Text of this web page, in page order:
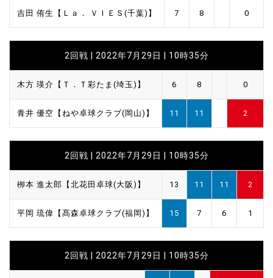
吉田 侑生【Ｌａ． ＶＩＥＳ(千葉)】 7 8 0
2回戦 | 2022年7月29日 | 10時35分
木方 瑛介【Ｔ．Ｔ彩たま(埼玉)】 6 8 0
青井 優空【ねや卓球クラブ(岡山)】 11 11 2
2回戦 | 2022年7月29日 | 10時35分
栁本 進太郎【北花田卓球(大阪)】 13 11 11 2
平岡 琉偉【髙森卓球クラブ(福岡)】 15 7 6 1
2回戦 | 2022年7月29日 | 10時35分